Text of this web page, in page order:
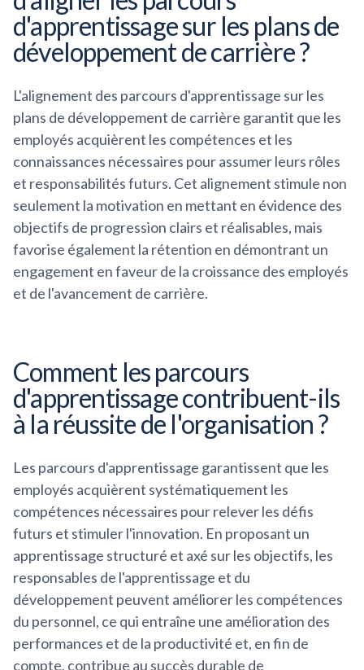
d'apprentissage sur les plans de
développement de carrière ?
L'alignement des parcours d'apprentissage sur les
plans de développement de carrière garantit que les
employés acquièrent les compétences et les
connaissances nécessaires pour assumer leurs rôles
et responsabilités futurs. Cet alignement stimule non
seulement la motivation en mettant en évidence des
objectifs de progression clairs et réalisables, mais
favorise également la rétention en démontrant un
engagement en faveur de la croissance des employés
et de l'avancement de carrière.
Comment les parcours
d'apprentissage contribuent-ils
à la réussite de l'organisation ?
Les parcours d'apprentissage garantissent que les
employés acquièrent systématiquement les
compétences nécessaires pour relever les défis
futurs et stimuler l'innovation. En proposant un
apprentissage structuré et axé sur les objectifs, les
responsables de l'apprentissage et du
développement peuvent améliorer les compétences
du personnel, ce qui entraîne une amélioration des
performances et de la productivité et, en fin de
compte, contribue au succès durable de